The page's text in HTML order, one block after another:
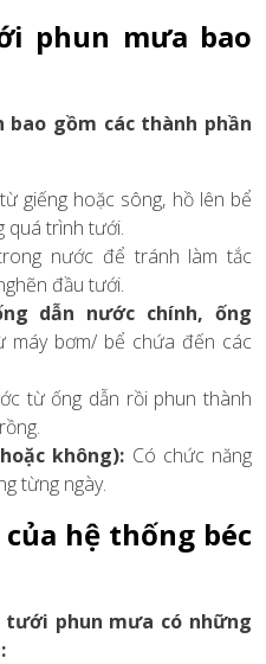
phun mưa bao
gồm các thành phần
giếng hoặc sông, hồ lên bể
quá trình tưới.
nước để tránh làm tắc
đầu tưới.
dẫn nước chính, ống
máy bơm/ bể chứa đến các
từ ống dẫn rồi phun thành
không): Có chức năng
từng ngày.
hệ thống béc
phun mưa có những